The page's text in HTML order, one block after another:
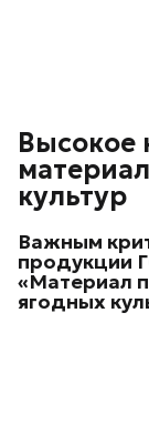
Высокое
культур
Важным
продукции
«Материал
ягодных